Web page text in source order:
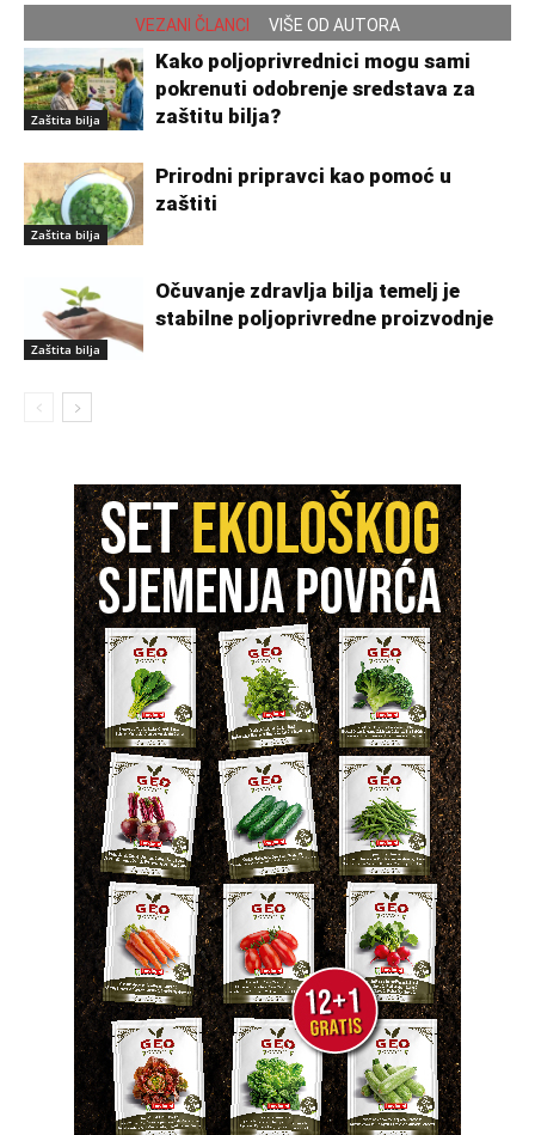
VEZANI ČLANCI VIŠE OD AUTORA
Zaštita bilja
Kako poljoprivrednici mogu sami
pokrenuti odobrenje sredstava za
zaštitu bilja?
Zaštita bilja
Prirodni pripravci kao pomoć u
zaštiti
Zaštita bilja
Očuvanje zdravlja bilja temelj je
stabilne poljoprivredne proizvodnje